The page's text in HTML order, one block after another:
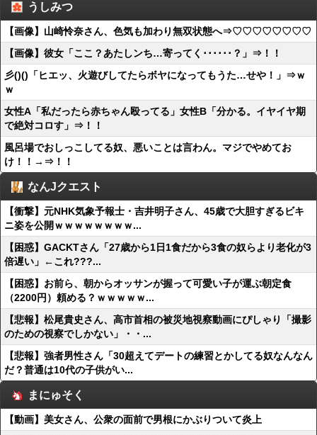
うしみつ
【画像】山崎怜奈さん、色気も加わり無双状態へ⇒♡♡♡♡♡♡♡♡
【画像】彼女「ここ？あたしンち…寄ってく･･････？」⇒！！
彡()()「ヒエッ、火遊びしてたらボヤになってもうた…せや！」⇒ｗ
ｗ
女性A「私だったら赤ちゃん殴ってる」女性B「分かる。イヤイヤ期
で絶対コロす」⇒！！
風呂場でおしっこしてる奴、悪いことは言わん。マジでやめてお
け！！→⇒！！
なんJクエスト
【衝撃】元NHK気象予報士・吉井明子さん、45歳で大胆すぎるビキ
ニ姿を公開ｗｗｗｗｗｗｗｗ...
【困惑】GACKTさん「27歳から1日1食だから3食の奴らより老化が3
倍遅い」←これ???...
【困惑】お前ら、朝からオッサンが握って可愛い子が運ぶ朝定食
（2200円）頼める？ｗｗｗｗｗ...
【悲報】松尾貴史さん、高市首相の被災地視察動画にぴしゃり「撮影
のための視察でしかない」・・...
【悲報】強者男性さん「30超えてデートの練習とかしてる奴なんなん
だ？普通は10代の子供がい...
まにゅそく
【動画】美女さん、公衆の面前で男根にかぶりついて炎上